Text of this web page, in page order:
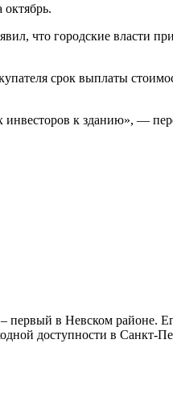
октябрь.
что городские власти
срок выплаты
к зданию», —
первый в Невском районе.
доступности в Санкт-